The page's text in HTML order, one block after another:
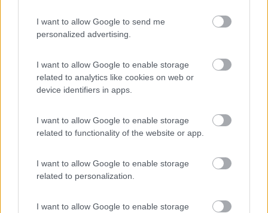
I want to allow Google to send me
personalized advertising.
I want to allow Google to enable storage
related to analytics like cookies on web or
device identifiers in apps.
I want to allow Google to enable storage
related to functionality of the website or app.
I want to allow Google to enable storage
related to personalization.
I want to allow Google to enable storage
valemartyn 10/08/2021 4:21
Struttura ben curata, grazie ai gestori che curano
l'attività ed i rapporti con tutti in maniera
impeccabile e dimostrando una grande passione.
nonno Sarino per l'impegno profuso. Do il
massimo punteggio: piazzole grandi e
eccezionali. Al Gabella è davvero possibile vivere
una vacanza speciale. Vicino alla reception c'è un
fianco dell'area nonché è possibile acquistare olio